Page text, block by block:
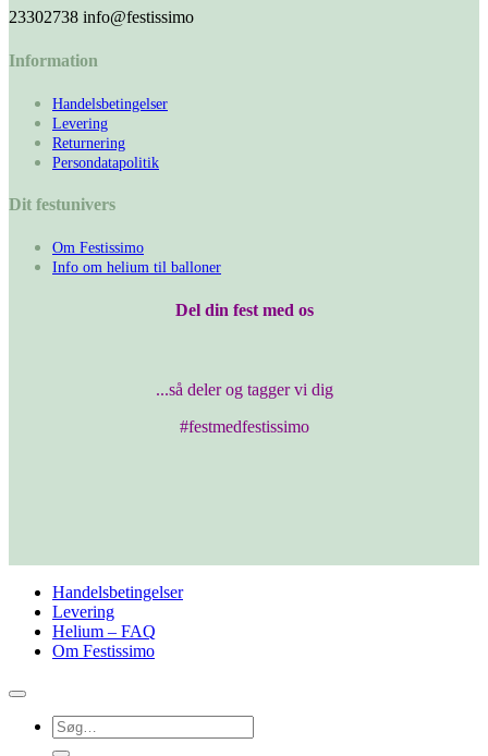
23302738 info@festissimo
Information
Handelsbetingelser
Levering
Returnering
Persondatapolitik
Dit festunivers
Om Festissimo
Info om helium til balloner
Del din fest med os
...så deler og tagger vi dig
#festmedfestissimo
Handelsbetingelser
Levering
Helium – FAQ
Om Festissimo
Søg
efter: